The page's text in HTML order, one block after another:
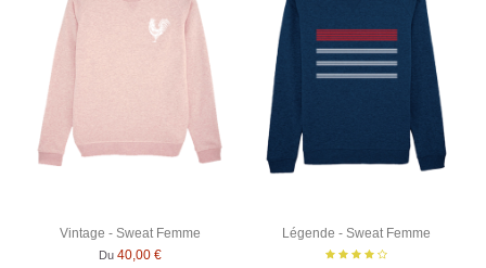
Vintage - Sweat Femme
Du 40,00 €
Légende - Sweat Femme